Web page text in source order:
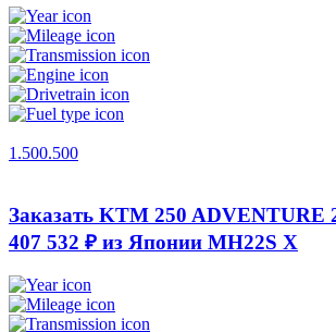
1.500.500
Заказать KTM 250 ADVENTURE
407 532 ₽ из Японии MH22S X